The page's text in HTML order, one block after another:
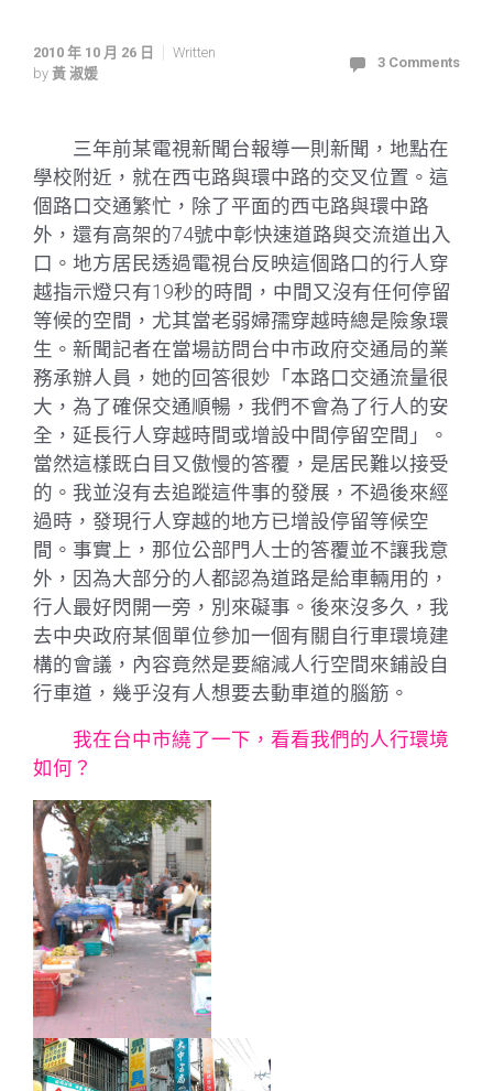
2010 年 10 月 26 日
Written
by 黃 淑媛
3 Comments
三年前某電視新聞台報導一則新聞，地點在
學校附近，就在西屯路與環中路的交叉位置。這
個路口交通繁忙，除了平面的西屯路與環中路
外，還有高架的74號中彰快速道路與交流道出入
口。地方居民透過電視台反映這個路口的行人穿
越指示燈只有19秒的時間 ，中間又沒有任何停留
等候的空間，尤其當老弱婦孺穿越時總是險象環
生。新聞記者在當場訪問台中市政府交通局的業
務承辦人員，她的回答很妙「本路口交通流量很
大，為了確保交通順暢，我們不會為了行人的安
全，延長行人穿越時間或增設中間停留空間」。
當然這樣既白目又傲慢的答覆，是居民難以接受
的。我並沒有去追蹤這件事的發展，不過後來經
過時，發現行人穿越的地方已增設停留等候空
間。事實上，那位公部門人士的答覆並不讓我意
外，因為大部分的人都認為道路是給車輛用的，
行人最好閃開一旁，別來礙事。後來沒多久，我
去中央政府某個單位參加一個有關自行車環境建
構的會議，內容竟然是要縮減人行空間來鋪設自
行車道，幾乎沒有人想要去動車道的腦筋。
我在台中市繞了一下，看看我們的人行環境
如何？